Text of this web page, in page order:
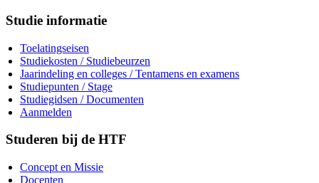
Studie informatie
Toelatingseisen
Studiekosten / Studiebeurzen
Jaarindeling en colleges / Tentamens en examens
Studiepunten / Stage
Studiegidsen / Documenten
Aanmelden
Studeren bij de HTF
Concept en Missie
Docenten